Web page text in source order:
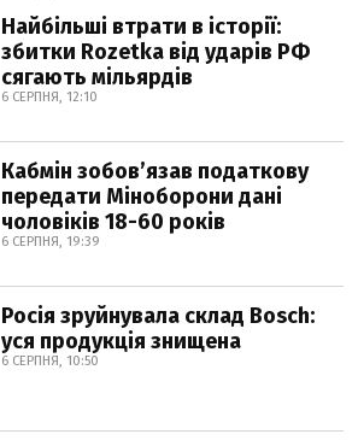
Найбільші втрати в історії:
збитки Rozetka від ударів РФ
сягають мільярдів
6 СЕРПНЯ, 12:10
Кабмін зобовʼязав податкову
передати Міноборони дані
чоловіків 18-60 років
6 СЕРПНЯ, 19:39
Росія зруйнувала склад Bosch:
уся продукція знищена
6 СЕРПНЯ, 10:50